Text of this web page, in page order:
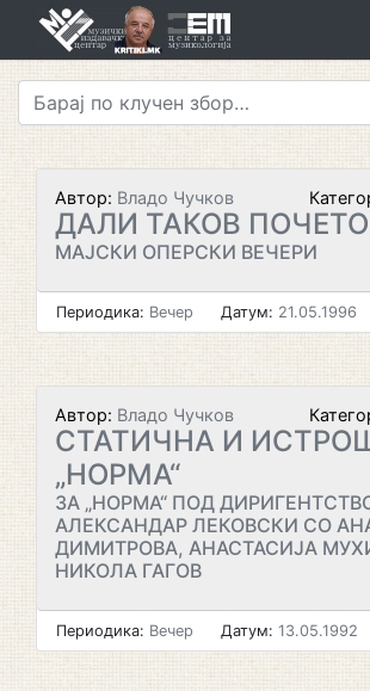
Автор: Владо Чучков
ДАЛИ ТАКОВ
МАЈСКИ ОПЕРСКИ ВЕЧЕРИ
Периодика: Вечер Датум: 21.05.1996
Автор: Владо Чучков
СТАТИЧНА И
„НОРМА“
ЗА „НОРМА“ ПОД
АЛЕКСАНДАР ЛЕКОВСКИ СО
ДИМИТРОВА, АНАСТАСИЈА
НИКОЛА ГАГОВ
Периодика: Вечер Датум: 13.05.1992